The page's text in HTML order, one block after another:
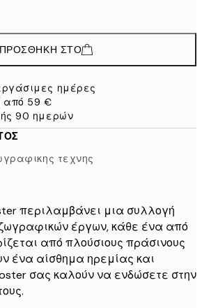
ΠΡΟΣΘΉΚΗ ΣΤΟ
ημέρες
από 59 €
90 ημερών
τεχνης
περιλαμβάνει μια συλλογή
έργων, κάθε ένα από
από πλούσιους πράσινους
ένα αίσθημα ηρεμίας και
σας καλούν να ενδώσετε στην